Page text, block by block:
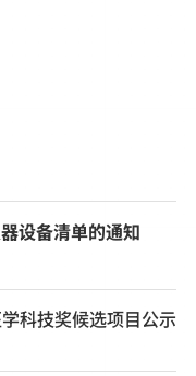
设备清单的通知
科技奖候选项目公示